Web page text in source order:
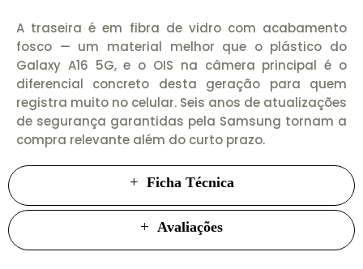
A traseira é em fibra de vidro com acabamento
fosco — um material melhor que o plástico do
Galaxy A16 5G, e o OIS na câmera principal é o
diferencial concreto desta geração para quem
registra muito no celular. Seis anos de atualizações
de segurança garantidas pela Samsung tornam a
compra relevante além do curto prazo.
Ficha Técnica
Avaliações